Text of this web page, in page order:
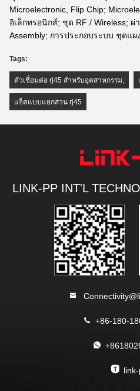
Microelectronic, Flip Chip;
อิเล็กทรอนิกส์; ชุด RF / Wireless; ผ่
Assembly; การประกอบระบบ ชุดแผ
Tags:
ตัวเชื่อมต่อ rj45 สำหรับอุตสาหกรรม,
แจ็คแบบแยกส่วน rj45
LINK-PP INT'L
+86-180-